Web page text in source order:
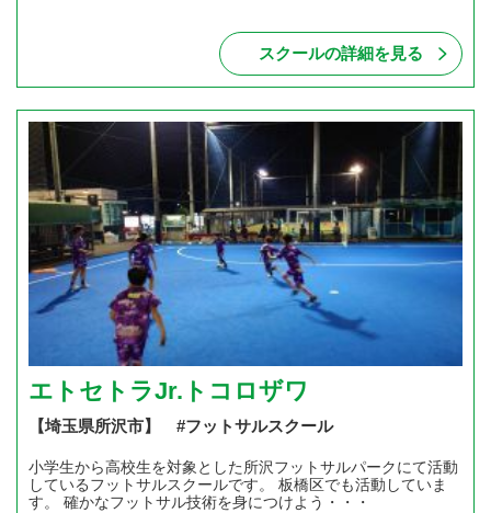
スクールの詳細を見る
エトセトラJr.トコロザワ
【埼玉県所沢市】 #フットサルスクール
小学生から高校生を対象とした所沢フットサルパークにて活動
しているフットサルスクールです。 板橋区でも活動していま
す。 確かなフットサル技術を身につけよう・・・